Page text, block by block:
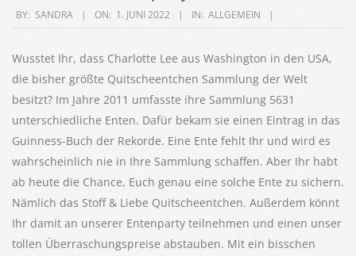
2022-
01
BY: SANDRA ON: 1. JUNI 2022 IN: ALLGEMEIN
Wusstet Ihr, dass Charlotte Lee aus Washington in den USA,
die bisher größte Quitscheentchen Sammlung der Welt
besitzt? Im Jahre 2011 umfasste ihre Sammlung 5631
unterschiedliche Enten. Dafür bekam sie einen Eintrag in das
Guinness-Buch der Rekorde. Eine Ente fehlt Ihr und wird es
wahrscheinlich nie in Ihre Sammlung schaffen. Aber Ihr habt
ab heute die Chance, Euch genau eine solche Ente zu sichern.
Nämlich das Stoff & Liebe Quitscheentchen. Außerdem könnt
Ihr damit an unserer Entenparty teilnehmen und einen unser
tollen Überraschungspreise abstauben. Mit ein bisschen